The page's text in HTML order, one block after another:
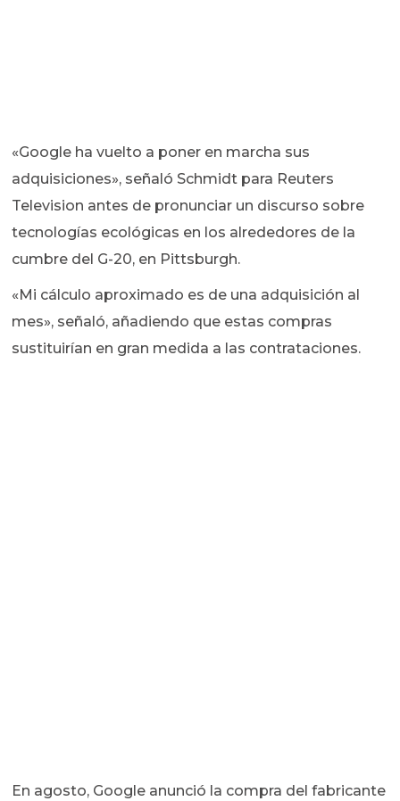
«Google ha vuelto a poner en marcha sus
adquisiciones», señaló Schmidt para Reuters
Television antes de pronunciar un discurso sobre
tecnologías ecológicas en los alrededores de la
cumbre del G-20, en Pittsburgh.
«Mi cálculo aproximado es de una adquisición al
mes», señaló, añadiendo que estas compras
sustituirían en gran medida a las contrataciones.
En agosto, Google anunció la compra del fabricante